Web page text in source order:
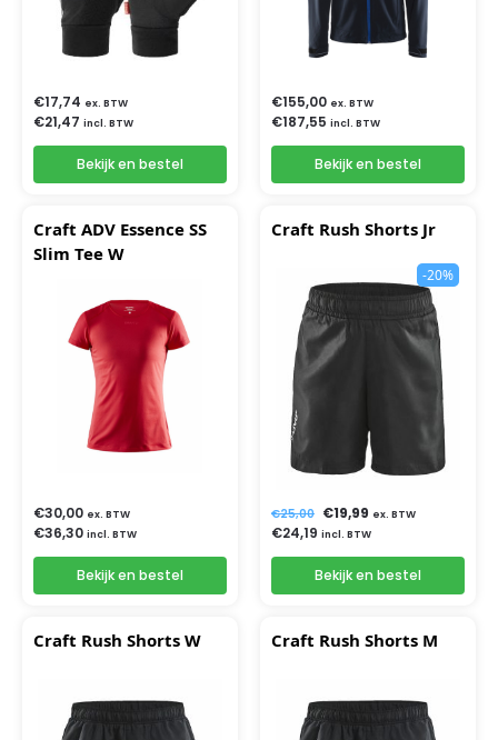
€17,74 ex. BTW
€21,47 incl. BTW
Bekijk en bestel
€155,00 ex. BTW
€187,55 incl. BTW
Bekijk en bestel
Craft ADV Essence SS
Slim Tee W
€30,00 ex. BTW
€36,30 incl. BTW
Bekijk en bestel
Craft Rush Shorts Jr
-20%
€25,00 €19,99 ex. BTW
€24,19 incl. BTW
Bekijk en bestel
Craft Rush Shorts W Craft Rush Shorts M